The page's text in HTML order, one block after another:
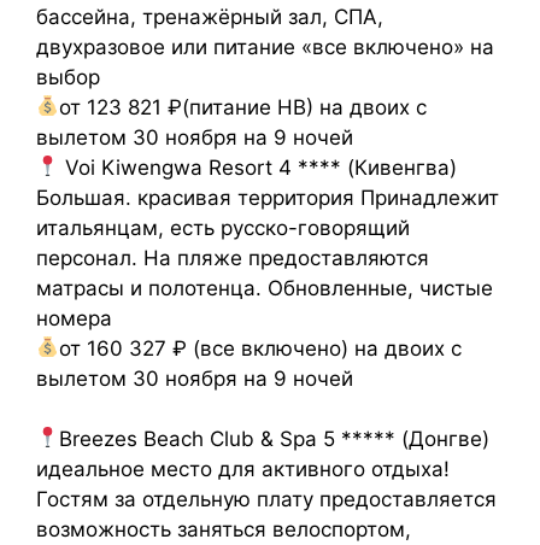
бассейна, тренажёрный зал, СПА,
двухразовое или питание «все включено» на
выбор
от 123 821 ₽(питание НВ) на двоих с
вылетом 30 ноября на 9 ночей
Voi Kiwengwa Resort 4 **** (Кивенгва)
Большая. красивая территория Принадлежит
итальянцам, есть русско-говорящий
персонал. На пляже предоставляются
матрасы и полотенца. Обновленные, чистые
номера
от 160 327 ₽ (все включено) на двоих с
вылетом 30 ноября на 9 ночей
Breezes Beach Club & Spa 5 ***** (Донгве)
идеальное место для активного отдыха!
Гостям за отдельную плату предоставляется
возможность заняться велоспортом,